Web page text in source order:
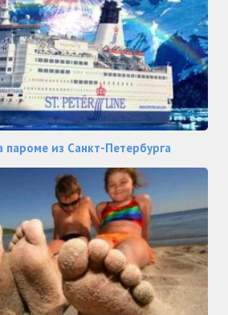
пароме из Санкт-Петербурга